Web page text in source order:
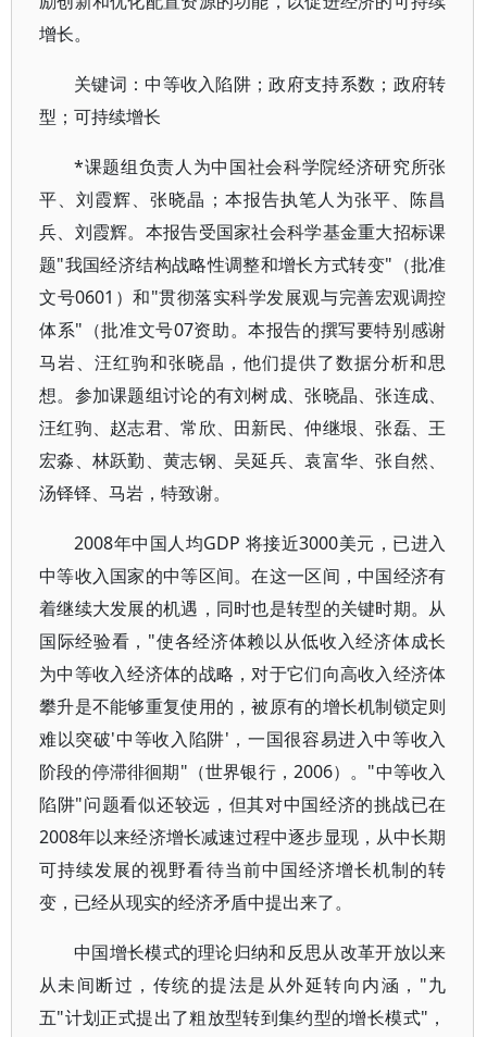
增长。
关键词：中等收入陷阱；政府支持系数；政府转
型；可持续增长
*课题组负责人为中国社会科学院经济研究所张
平、刘霞辉、张晓晶；本报告执笔人为张平、陈昌
兵、刘霞辉。本报告受国家社会科学基金重大招标课
题"我国经济结构战略性调整和增长方式转变"（批准
文号0601）和"贯彻落实科学发展观与完善宏观调控
体系"（批准文号07资助。本报告的撰写要特别感谢
马岩、汪红驹和张晓晶，他们提供了数据分析和思
想。参加课题组讨论的有刘树成、张晓晶、张连成、
汪红驹、赵志君、常欣、田新民、仲继垠、张磊、王
宏淼、林跃勤、黄志钢、吴延兵、袁富华、张自然、
汤铎铎、马岩，特致谢。
2008年中国人均GDP 将接近3000美元，已进入
中等收入国家的中等区间。在这一区间，中国经济有
着继续大发展的机遇，同时也是转型的关键时期。从
国际经验看，"使各经济体赖以从低收入经济体成长
为中等收入经济体的战略，对于它们向高收入经济体
攀升是不能够重复使用的，被原有的增长机制锁定则
难以突破'中等收入陷阱'，一国很容易进入中等收入
阶段的停滞徘徊期"（世界银行，2006）。"中等收入
陷阱"问题看似还较远，但其对中国经济的挑战已在
2008年以来经济增长减速过程中逐步显现，从中长期
可持续发展的视野看待当前中国经济增长机制的转
变，已经从现实的经济矛盾中提出来了。
中国增长模式的理论归纳和反思从改革开放以来
从未间断过，传统的提法是从外延转向内涵，"九
五"计划正式提出了粗放型转到集约型的增长模式"，